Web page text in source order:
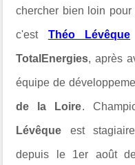
chercher bien loin
c'est Théo Lévêque
TotalEnergies, après
équipe de
de la Loire.
Lévêque est
depuis le 1er août